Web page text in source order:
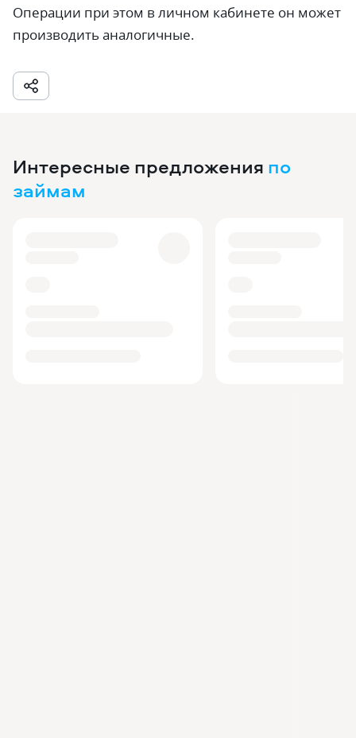
Операции при этом в личном кабинете он может
производить аналогичные.
Интересные предложения по
займам